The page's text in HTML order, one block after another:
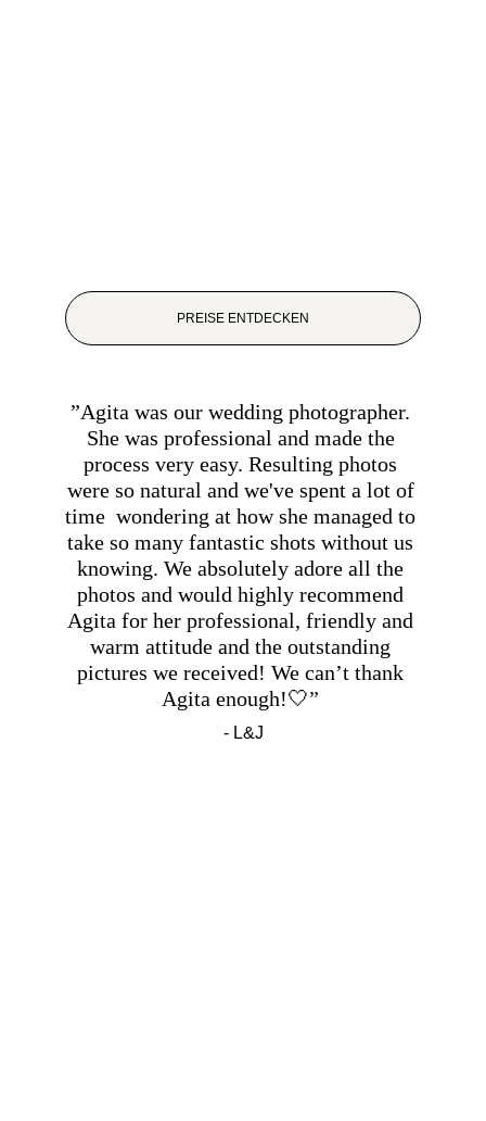
PREISE ENTDECKEN
”Agita was our wedding photographer.
She was professional and made the
process very easy. Resulting photos
were so natural and we've spent a lot of
time  wondering at how she managed to
take so many fantastic shots without us
knowing. We absolutely adore all the
photos and would highly recommend
Agita for her professional, friendly and
warm attitude and the outstanding
pictures we received! We can’t thank
Agita enough!🤍”
- L&J